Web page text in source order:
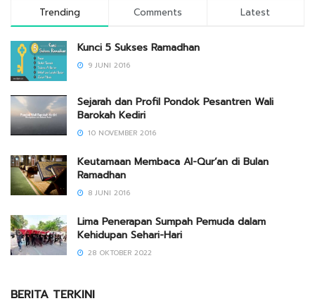
Trending Comments Latest
Kunci 5 Sukses Ramadhan
9 JUNI 2016
Sejarah dan Profil Pondok Pesantren Wali
Barokah Kediri
10 NOVEMBER 2016
Keutamaan Membaca Al-Qur’an di Bulan
Ramadhan
8 JUNI 2016
Lima Penerapan Sumpah Pemuda dalam
Kehidupan Sehari-Hari
28 OKTOBER 2022
BERITA TERKINI